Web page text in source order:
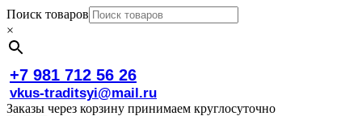
Поиск товаров
×
+7 981 712 56 26
vkus-traditsyi@mail.ru
Заказы через корзину принимаем круглосуточно